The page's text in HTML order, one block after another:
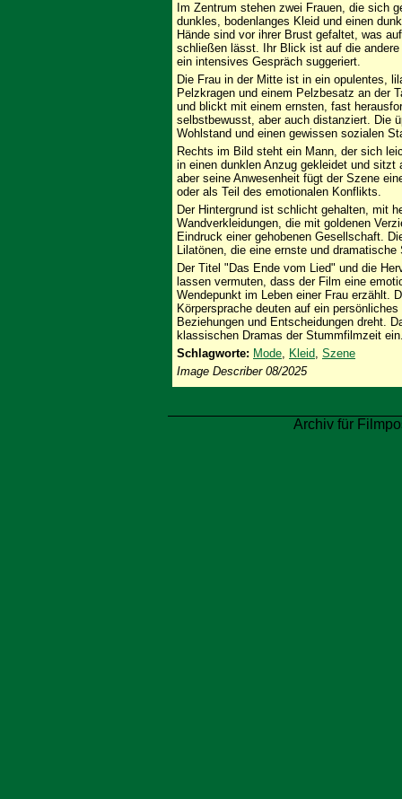
Im Zentrum stehen zwei Frauen, die sich
dunkles, bodenlanges Kleid und einen
Hände sind vor ihrer Brust gefaltet, was
schließen lässt. Ihr Blick ist auf die
ein intensives Gespräch suggeriert.
Die Frau in der Mitte ist in ein opulentes,
Pelzkragen und einem Pelzbesatz an der
und blickt mit einem ernsten, fast
selbstbewusst, aber auch distanziert. Die
Wohlstand und einen gewissen sozialen
Rechts im Bild steht ein Mann, der sich
in einen dunklen Anzug gekleidet und
aber seine Anwesenheit fügt der Szene
oder als Teil des emotionalen Konflikts.
Der Hintergrund ist schlicht gehalten, mit
Wandverkleidungen, die mit goldenen
Eindruck einer gehobenen Gesellschaft.
Lilatönen, die eine ernste und
Der Titel "Das Ende vom Lied" und die
lassen vermuten, dass der Film eine
Wendepunkt im Leben einer Frau erzählt.
Körpersprache deuten auf ein
Beziehungen und Entscheidungen dreht.
klassischen Dramas der Stummfilmzeit
Schlagworte: Mode, Kleid, Szene
Image Describer 08/2025
Archiv für